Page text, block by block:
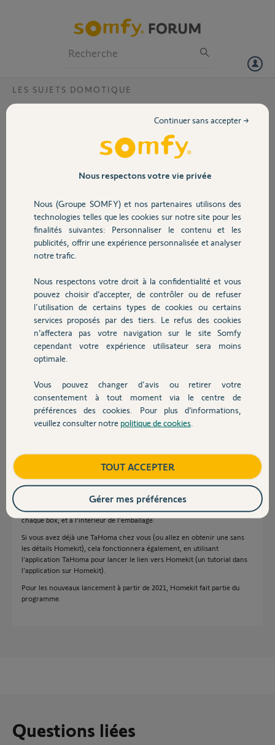
Volet
Sécurité
Domotique
Chauffage
Autres produits
Devis avec un pro
Contact
LES SUJETS DOMOTIQUE
FAQ TaHoma : Quelles box domotiques
technologie Homekit et pourquoi ?
Chaque génération de box doit suivre un processus de certification
spécifique.
Le processus de certification actuel concerne la box TaHoma de 2ème
chez vous ou que vous receviez une nouvelle box.
La 1ère génération de TaHoma, la Somfy box et TaHoma Rail-DIN ne
sont pas compatibles (voir images ci-dessous) :
- La 1ère génération de TaHoma et la Somfy box: ne supportent pas les
nouvelles compatibilités conformément à nos directives de mise à jour
TaHoma, et ne sont pas certifiées par Apple.
- TaHoma Rail-DIN: n’est pas autorisée par Apple car les principales
caractéristiques de la box sont séparées en plusieurs pièces, et plus
particulièrement l’antenne IO.
spécifications Homekit :
- L’usine TaHoma doit être certifiée MFi (Fabriqué pour
iPhone/iPad/iPod, un programme de licence Apple).
- Chaque box TaHoma se verra attribuer un code Homekit unique (un QR
code de configuration). Le code de configuration est disponible sous
chaque box, et à l’intérieur de l’emballage.
Si vous avez déjà une TaHoma chez vous (ou allez en obtenir une sans
les détails Homekit), cela fonctionnera également, en utilisant
l’application TaHoma pour lancer le lien vers Homekit (un tutorial dans
l’application sur Homekit).
Pour les nouveaux lancement à partir de 2021, Homekit fait partie du
programme.
Questions liées
Nous respectons votre vie privée
Nous (Groupe SOMFY) et nos partenaires utilisons des
technologies telles que les cookies sur notre site pour les
finalités suivantes: Personnaliser le contenu et les
publicités, offrir une expérience personnalisée et analyser
notre trafic.
Nous respectons votre droit à la confidentialité et vous
pouvez choisir d’accepter, de contrôler ou de refuser
l'utilisation de certains types de cookies ou certains
services proposés par des tiers. Le refus des cookies
n’affectera pas votre navigation sur le site Somfy
cependant votre expérience utilisateur sera moins
optimale.
Vous pouvez changer d'avis ou retirer votre
consentement à tout moment via le centre de
préférences des cookies. Pour plus d’informations,
veuillez consulter notre politique de cookies
Continuer sans accepter →
TOUT ACCEPTER
Gérer mes préférences